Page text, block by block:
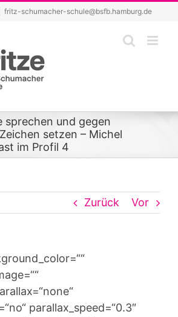
fritz-schumacher-schule@bsfb.hamburg.de
sprechen und gegen
setzen – Michel
im Profil 4
Zurück Vor
parallax_speed=“0.3″